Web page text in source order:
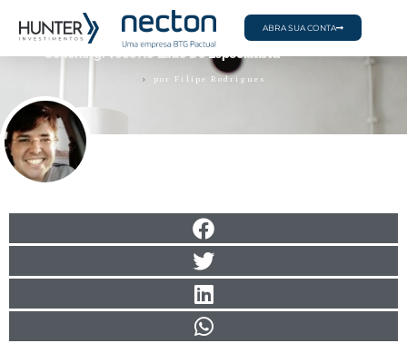
ABRA SUA CONTA
Coaching: Você Ao Lado Do Especialista
por Filipe Rodrigues